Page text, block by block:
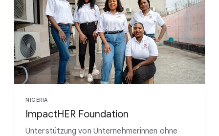
NIGERIA
ImpactHER Foundation
Unterstützung von Unternehmerinnen ohne